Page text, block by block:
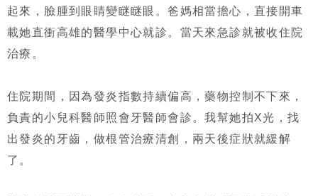
起來，臉腫到眼睛變瞇瞇眼。爸媽相當擔心，直接開車
載她直衝高雄的醫學中心就診。當天來急診就被收住院
治療。
住院期間，因為發炎指數持續偏高，藥物控制不下來，
負責的小兒科醫師照會牙醫師會診。我幫她拍X光，找
出發炎的牙齒，做根管治療清創，兩天後症狀就緩解
了。